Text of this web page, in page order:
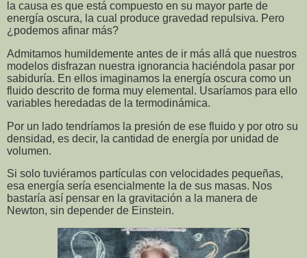
la causa es que está compuesto en su mayor parte de
energía oscura, la cual produce gravedad repulsiva. Pero
¿podemos afinar más?
Admitamos humildemente antes de ir más allá que nuestros
modelos disfrazan nuestra ignorancia haciéndola pasar por
sabiduría. En ellos imaginamos la energía oscura como un
fluido descrito de forma muy elemental. Usaríamos para ello
variables heredadas de la termodinámica.
Por un lado tendríamos la presión de ese fluido y por otro su
densidad, es decir, la cantidad de energía por unidad de
volumen.
Si solo tuviéramos partículas con velocidades pequeñas,
esa energía sería esencialmente la de sus masas. Nos
bastaría así pensar en la gravitación a la manera de
Newton, sin depender de Einstein.